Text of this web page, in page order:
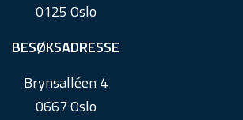
0125 Oslo
BESØKSADRESSE
Brynsalléen 4
0667 Oslo